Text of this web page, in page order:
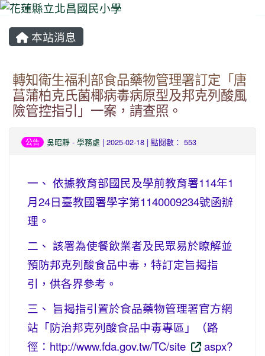
本站消息
轉知衛生福利部食品藥物管理署訂定「唐
菖蒲柏克氏菌椰病毒病原型及邦克列酸風
險管控指引」一案，請查照。
公告 吳昭靜 - 學務處 | 2025-02-18 | 點閱數： 553
一、 依據教育部國民及學前教育署114年1
月24日臺教國署學字第1140009234號函辦
理。
二、 該署為使餐飲業者及民眾易於瞭解並
預防邦克列酸食品中毒，特訂定旨揭指
引，供各界參考。
三、 旨揭指引置於食品藥物管理署官方網
站「防治邦克列酸食品中毒專區」（路
徑：http://www.fda.gov.tw/TC/site
aspx?